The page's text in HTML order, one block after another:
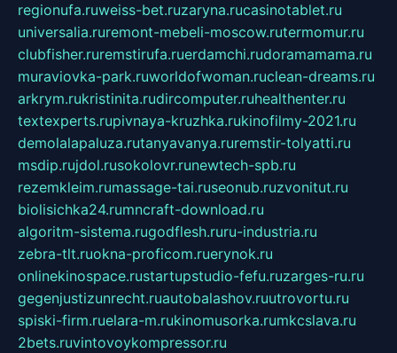
regionufa.ruweiss-bet.ruzaryna.rucasinotablet.ru
universalia.ruremont-mebeli-moscow.rutermomur.ru
clubfisher.ruremstirufa.ruerdamchi.rudoramamama.ru
muraviovka-park.ruworldofwoman.ruclean-dreams.ru
arkrym.rukristinita.rudircomputer.ruhealthenter.ru
textexperts.rupivnaya-kruzhka.rukinofilmy-2021.ru
demolalapaluza.rutanyavanya.ruremstir-tolyatti.ru
msdip.rujdol.rusokolovr.runewtech-spb.ru
rezemkleim.rumassage-tai.ruseonub.ruzvonitut.ru
biolisichka24.rumncraft-download.ru
algoritm-sistema.rugodflesh.ruru-industria.ru
zebra-tlt.ruokna-proficom.ruerynok.ru
onlinekinospace.rustartupstudio-fefu.ruzarges-ru.ru
gegenjustizunrecht.ruautobalashov.ruutrovortu.ru
spiski-firm.ruelara-m.rukinomusorka.rumkcslava.ru
2bets.ruvintovoykompressor.ru